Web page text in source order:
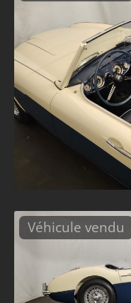
Véhicule vendu